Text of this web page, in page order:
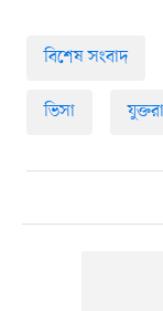
বিশেষ সংবাদ
ভিসা